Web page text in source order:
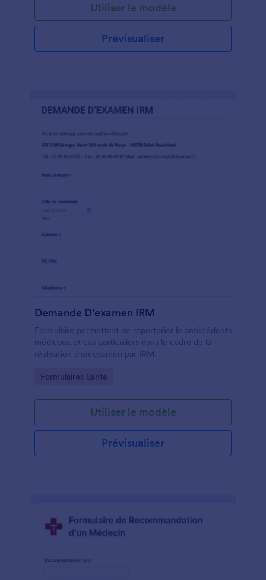
Utiliser le modèle
Prévisualiser
Demande D'examen IRM
Formulaire permettant de repertorier le antécédents
médicaux et cas particuliers dans le cadre de la
réalisation d'un examen par IRM.
Go to Category:
Formulaires Santé
Utiliser le modèle
Prévisualiser